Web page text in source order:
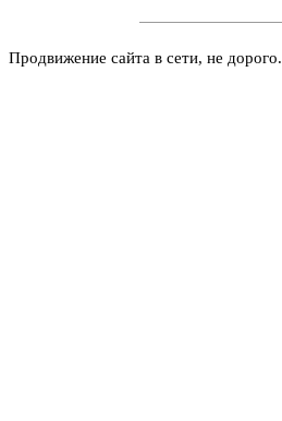
Продвижение сайта в сети, не дорого.